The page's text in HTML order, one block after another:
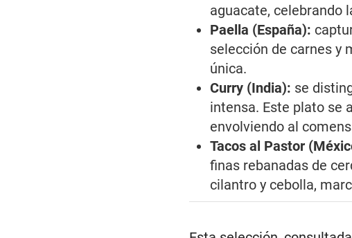
aguacate, celebrando
Paella (España):
selección de carnes y
única.
Curry (India): se
intensa. Este plato se
envolviendo al
Tacos al Pastor
finas rebanadas de
cilantro y cebolla,